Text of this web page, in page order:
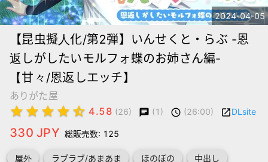
2024-04-05
【昆虫擬人化/第2弾】いんせくと・らぶ -恩
返しがしたいモルフォ蝶のお姉さん編-
【甘々/恩返しエッチ】
ありがた屋
star star star star star_half 4.58 (26) chat (1) schedule (26:00) launchDLsite
330 JPY 総販売数: 125
屋外 ラブラブ/あまあま ほのぼの 中出し